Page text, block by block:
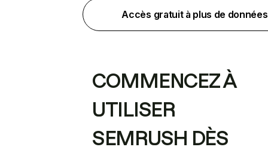
Accès gratuit à plus de données
COMMENCEZ À
UTILISER
SEMRUSH DÈS